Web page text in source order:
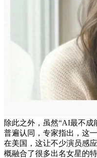
除此之外，虽然“AI最不
普遍认同，专家指出，这
在美国，这让不少演员感
概融合了很多出名女星的